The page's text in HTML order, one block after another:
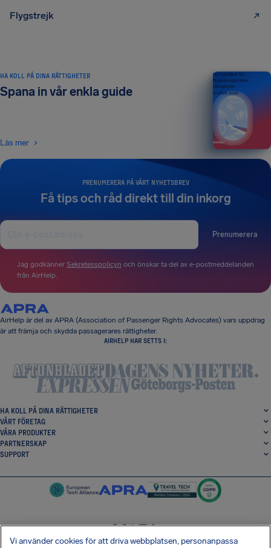
Flygstrejk
PRENUMERERA PÅ VÅRT NYHETSBREV
Få tips och råd direkt till din inkorg
Prenumerera
Jag godkänner Sekretesspolicyn och önskar ta del av e-postmeddelanden
från AirHelp.
HA KOLL PÅ DINA RÄTTIGHETER
Spana in vår enkla guide
Läs mer
Din handbok till
flygpassagerares
rättigheter
UTGÅVA 2026
AirHelp är del av APRA (Association of Passenger Rights Advocates) vars uppdrag
är att främja och skydda passagerares rättigheter.
AIRHELP HAR SETTS I:
HA KOLL PÅ DINA RÄTTIGHETER
VÅRT FÖRETAG
VÅRA PRODUKTER
PARTNERSKAP
SUPPORT
SocialFacebook
SocialTwitter
SocialInstagram
SocialLinkedin
Vi använder cookies för att driva webbplatsen, personanpassa